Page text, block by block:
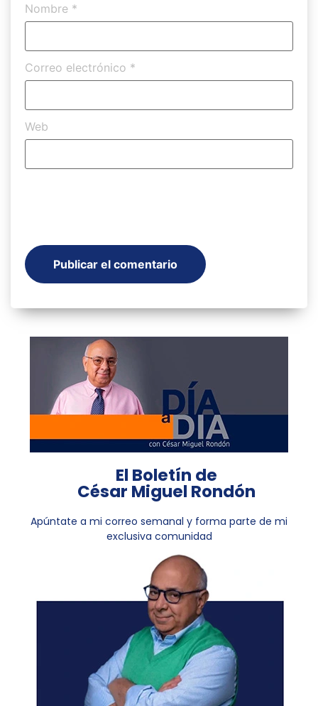
Nombre *
Correo electrónico *
Web
El Boletín de
César Miguel Rondón
Apúntate a mi correo semanal y forma parte de mi
exclusiva comunidad